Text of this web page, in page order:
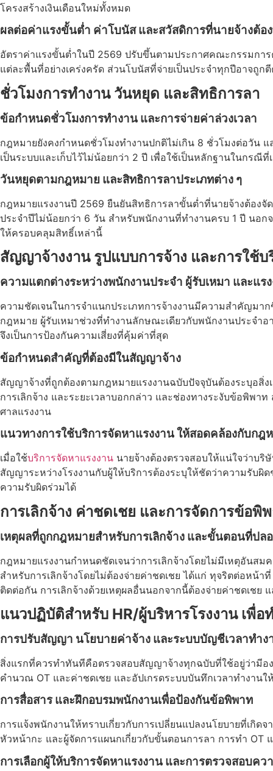
โครงสร้างเงินเดือนใหม่ทั้งหมด
ผลต่อค่าแรงขั้นต่ำ ค่าโบนัส และสวัสดิการที่นายจ้างต้อ
อัตราค่าแรงขั้นต่ำในปี 2569 ปรับขึ้นตามประกาศคณะกรรมกา
แต่ละพื้นที่อย่างเคร่งครัด ส่วนโบนัสที่จ่ายเป็นประจำทุกปีอาจถู
ชั่วโมงการทำงาน วันหยุด และสิทธิการลา
ข้อกำหนดชั่วโมงการทำงาน และการจ่ายค่าล่วงเวลา
กฎหมายยังคงกำหนดชั่วโมงทำงานปกติไม่เกิน 8 ชั่วโมงต่อวัน
เป็นระบบและเก็บไว้ไม่น้อยกว่า 2 ปี เพื่อใช้เป็นหลักฐานในกรณี
วันหยุดตามกฎหมาย และสิทธิการลาประเภทต่าง ๆ
กฎหมายแรงงานปี 2569 ยืนยันสิทธิการลาขั้นต่ำที่นายจ้างต้องจั
ประจำปีไม่น้อยกว่า 6 วัน สำหรับพนักงานที่ทำงานครบ 1 ปี นอก
ให้ครอบคลุมสิทธิ์เหล่านี้
สัญญาจ้างงาน รูปแบบการจ้าง และการใช้บ
ความแตกต่างระหว่างพนักงานประจำ ผู้รับเหมา และแร
ความชัดเจนในการจำแนกประเภทการจ้างงานมีความสำคัญม
กฎหมาย ผู้รับเหมาช่วงที่ทำงานลักษณะเดียวกับพนักงานประจำ
จึงเป็นการป้องกันความเสี่ยงที่คุ้มค่าที่สุด
ข้อกำหนดสำคัญที่ต้องมีในสัญญาจ้าง
สัญญาจ้างที่ถูกต้องตามกฎหมายแรงงานฉบับปัจจุบันต้องระบุอสิ่ง
การเลิกจ้าง และระยะเวลาบอกกล่าว และช่องทางระงับข้อพิพ
ศาลแรงงาน
แนวทางการใช้บริการจัดหาแรงงาน ให้สอดคล้องกับกฎ
เมื่อใช้บริการจัดหาแรงงาน นายจ้างต้องตรวจสอบให้แน่ใจว่าบ
สัญญาระหว่างโรงงานกับผู้ให้บริการต้องระบุให้ชัดว่าความรับ
ความรับผิดร่วมได้
การเลิกจ้าง ค่าชดเชย และการจัดการข้อพิ
เหตุผลที่ถูกกฎหมายสำหรับการเลิกจ้าง และขั้นตอนที่ปล
กฎหมายแรงงานกำหนดชัดเจนว่าการเลิกจ้างโดยไม่มีเหตุอันส
สำหรับการเลิกจ้างโดยไม่ต้องจ่ายค่าชดเชย ได้แก่ ทุจริตต่อหน้
ติดต่อกัน การเลิกจ้างด้วยเหตุผลอื่นนอกจากนี้ต้องจ่ายค่าชดเชย
แนวปฏิบัติสำหรับ HR/ผู้บริหารโรงงาน เพื่
การปรับสัญญา นโยบายค่าจ้าง และระบบบัญชีเวลาทำง
สิ่งแรกที่ควรทำทันทีคือตรวจสอบสัญญาจ้างทุกฉบับที่ใช้อยู่ว่ามีอ
คำนวณ OT และค่าชดเชย และอัปเกรดระบบบันทึกเวลาทำงา
การสื่อสาร และฝึกอบรมพนักงานเพื่อป้องกันข้อพิพาท
การแจ้งพนักงานให้ทราบเกี่ยวกับการเปลี่ยนแปลงนโยบายที่เกิ
หัวหน้ากะ และผู้จัดการแผนกเกี่ยวกับขั้นตอนการลา การทำ
การเลือกผู้ให้บริการจัดหาแรงงาน และการตรวจสอบค